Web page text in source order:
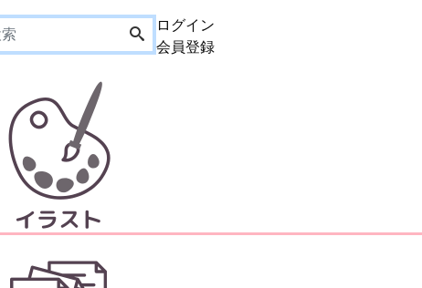
ログイン
会員登録